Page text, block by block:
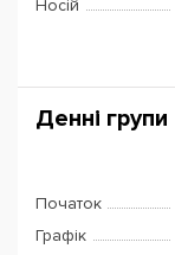
Носій
Денні групи
Початок
Графік